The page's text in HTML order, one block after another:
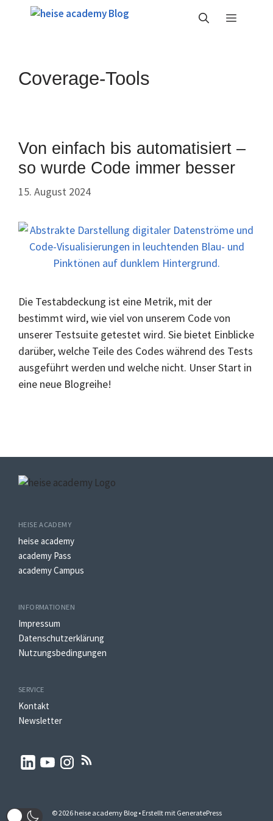
Menü
Coverage-Tools
Von einfach bis automatisiert –
so wurde Code immer besser
15. August 2024
Die Testabdeckung ist eine Metrik, mit der
bestimmt wird, wie viel von unserem Code von
unserer Testsuite getestet wird. Sie bietet Einblicke
darüber, welche Teile des Codes während des Tests
ausgeführt werden und welche nicht. Unser Start in
eine neue Blogreihe!
HEISE ACADEMY
heise academy
academy Pass
academy Campus
INFORMATIONEN
Impressum
Datenschutzerklärung
Nutzungsbedingungen
SERVICE
Kontakt
Newsletter
© 2026 heise academy Blog• Erstellt mit GeneratePress